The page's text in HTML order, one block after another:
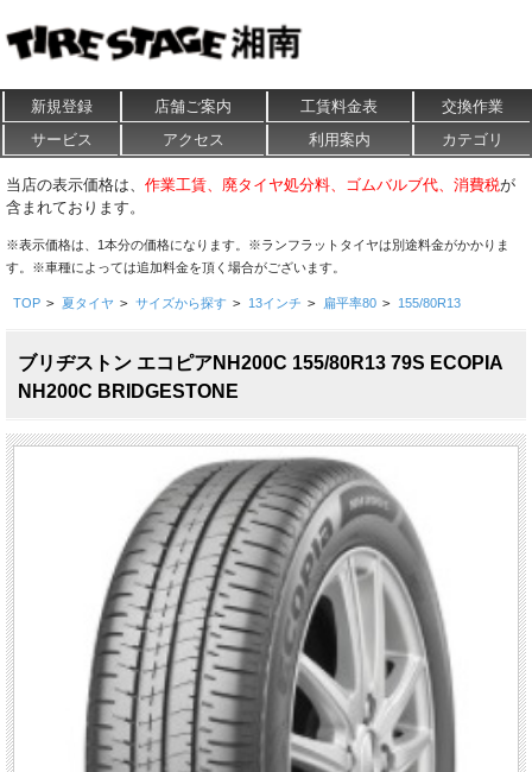
新規登録 店舗ご案内 工賃料金表
交換作業
サービス
アクセス 利用案内 カテゴリ
当店の表示価格は、 作業工賃、廃タイヤ処分料、ゴムバルブ代、消費税が
含まれております。
※表示価格は、1本分の価格になります。※ランフラットタイヤは別途料金がかかりま
す。※車種によっては追加料金を頂く場合がございます。
TOP > 夏タイヤ > サイズから探す > 13インチ > 扁平率80 > 155/80R13
ブリヂストン エコピアNH200C 155/80R13 79S ECOPIA
NH200C BRIDGESTONE